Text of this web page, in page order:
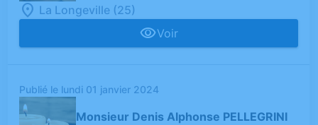
La Longeville (25)
Voir
Publié le lundi 01 janvier 2024
Monsieur Denis Alphonse PELLEGRINI